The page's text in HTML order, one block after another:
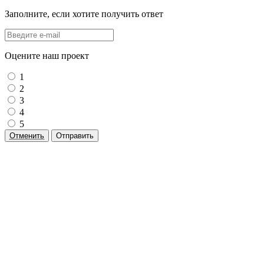
Заполните, если хотите получить ответ
Оцените наш проект
1
2
3
4
5
Отменить Отправить